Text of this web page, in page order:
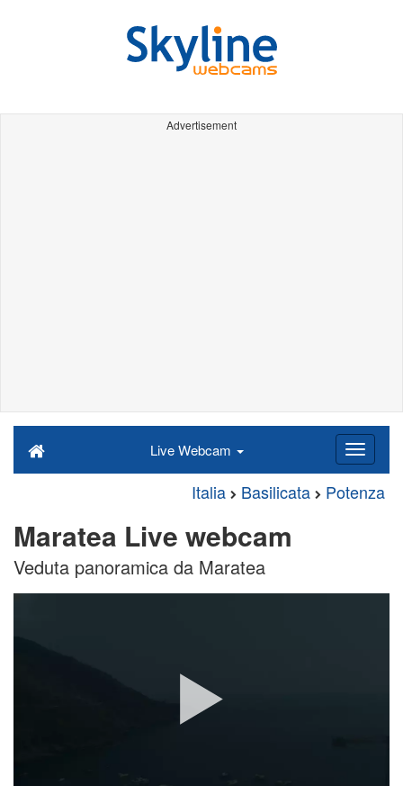
Advertisement
Live Webcam
Italia Basilicata Potenza
Maratea Live webcam
Veduta panoramica da Maratea